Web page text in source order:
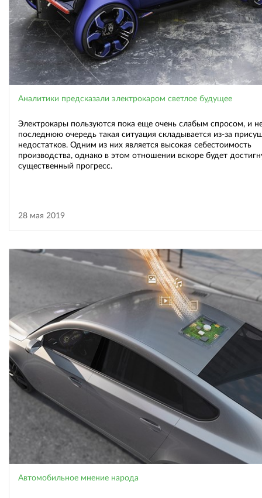
Аналитики предсказали электрокаром светлое будущее
Электрокары пользуются пока еще очень слабым спросом, и
последнюю очередь такая ситуация складывается из-за
недостатков. Одним из них является высокая себестоимость
производства, однако в этом отношении вскоре будет
существенный прогресс.
28 мая 2019
Автомобильное мнение народа